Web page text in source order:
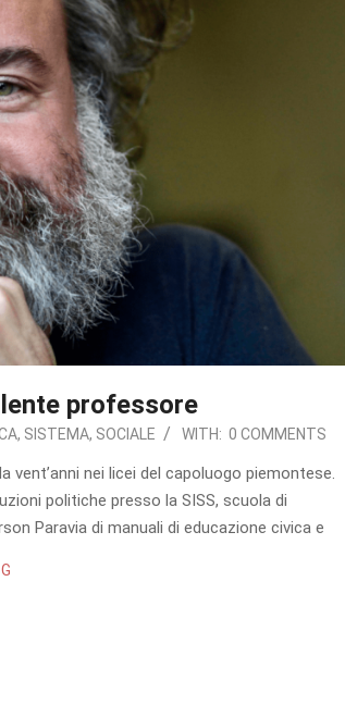
professore
, SISTEMA, SOCIALE WITH: 0 COMMENTS
vent’anni nei licei del capoluogo piemontese.
politiche presso la SISS, scuola di
Paravia di manuali di educazione civica e